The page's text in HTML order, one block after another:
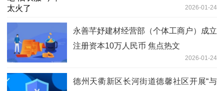
2026-01-24
永善芊妤建材经营部（个体工商户）成立
注册资本10万人民币 焦点热文
2026-01-24
德州天衢新区长河街道德馨社区开展“与